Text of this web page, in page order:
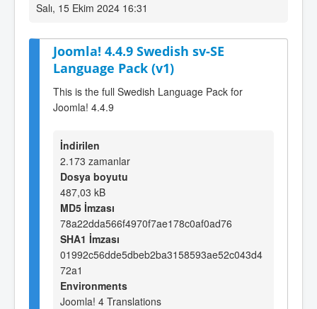
Salı, 15 Ekim 2024 16:31
Joomla! 4.4.9 Swedish sv-SE
Language Pack (v1)
This is the full Swedish Language Pack for
Joomla! 4.4.9
İndirilen
2.173 zamanlar
Dosya boyutu
487,03 kB
MD5 İmzası
78a22dda566f4970f7ae178c0af0ad76
SHA1 İmzası
01992c56dde5dbeb2ba3158593ae52c043d4
72a1
Environments
Joomla! 4 Translations